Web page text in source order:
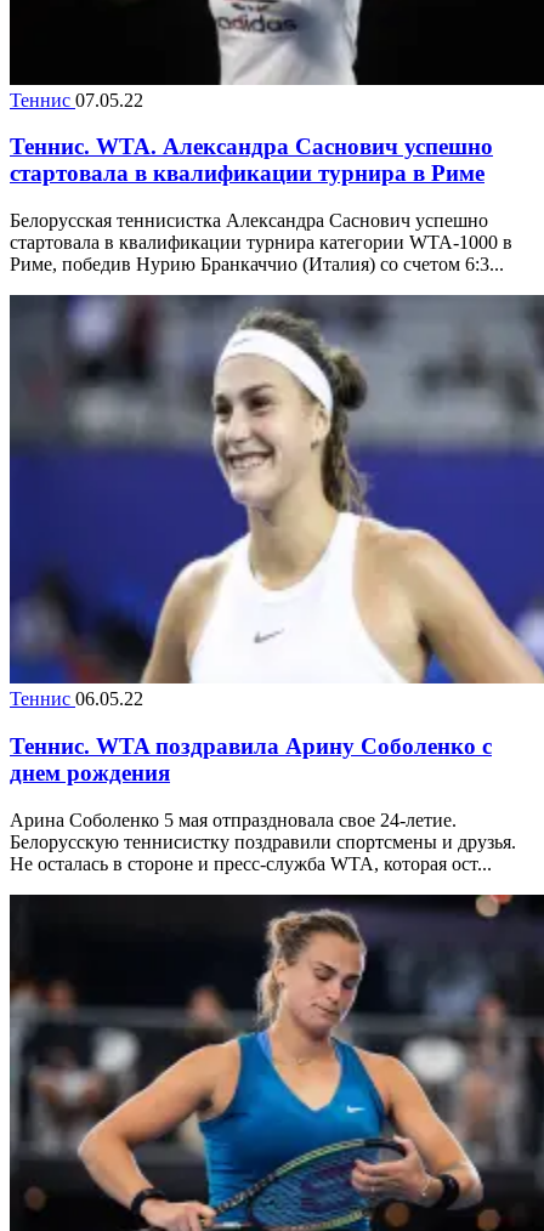
Теннис 07.05.22
Теннис. WTA. Александра Саснович успешно
стартовала в квалификации турнира в Риме
Белорусская теннисистка Александра Саснович успешно
стартовала в квалификации турнира категории WTA-1000 в
Риме, победив Нурию Бранкаччио (Италия) со счетом 6:3...
Теннис 06.05.22
Теннис. WTA поздравила Арину Соболенко с
днем рождения
Арина Соболенко 5 мая отпраздновала свое 24-летие.
Белорусскую теннисистку поздравили спортсмены и друзья.
Не осталась в стороне и пресс-служба WTA, которая ост...